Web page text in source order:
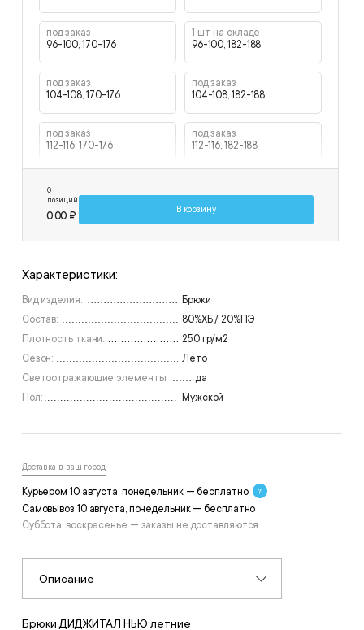
под заказ
96-100, 170-176
1 шт. на складе
96-100, 182-188
под заказ
104-108, 170-176
под заказ
104-108, 182-188
под заказ
112-116, 170-176
под заказ
112-116, 182-188
120-124, 170-176
120-124, 182-188
0
позиций
0,00 ₽
В корзину
Характеристики:
Вид изделия:
Брюки
Состав:
80%ХБ / 20%ПЭ
Плотность ткани:
250 гр/м2
Сезон:
Лето
Светоотражающие элементы:
да
Пол:
Мужской
Доставка в ваш город
Курьером 10 августа, понедельник — бесплатно
Самовывоз 10 августа, понедельник — бесплатно
Суббота, воскресенье — заказы не доставляются
Описание
Брюки ДИДЖИТАЛ НЬЮ летние